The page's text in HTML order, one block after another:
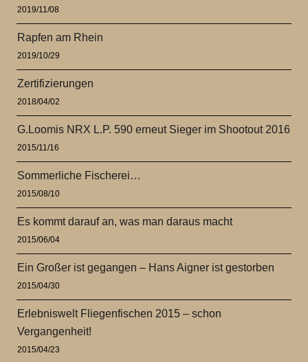
2019/11/08
Rapfen am Rhein
2019/10/29
Zertifizierungen
2018/04/02
G.Loomis NRX L.P. 590 erneut Sieger im Shootout 2016
2015/11/16
Sommerliche Fischerei…
2015/08/10
Es kommt darauf an, was man daraus macht
2015/06/04
Ein Großer ist gegangen – Hans Aigner ist gestorben
2015/04/30
Erlebniswelt Fliegenfischen 2015 – schon
Vergangenheit!
2015/04/23